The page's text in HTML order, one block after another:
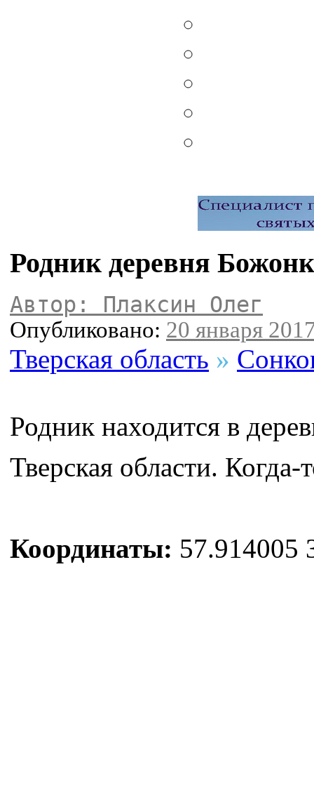
Родник деревня
Автор: Плаксин Олег
Опубликовано: 20 января
Тверская область »
Родник находится в
Тверская области.
Координаты: 57.914005